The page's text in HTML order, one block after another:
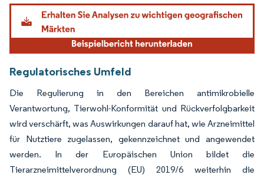
Bild © Mordor Intelligence. Wiederverwendung erfordert Namensnennung gemäß
Regulatorisches Umfeld
Die Regulierung in den Bereichen antimikrobielle
Verantwortung, Tierwohl-Konformität und Rückverfolgbarkeit
wird verschärft, was Auswirkungen darauf hat, wie Arzneimittel
für Nutztiere zugelassen, gekennzeichnet und angewendet
werden. In der Europäischen Union bildet die
Tierarzneimittelverordnung (EU) 2019/6 weiterhin die